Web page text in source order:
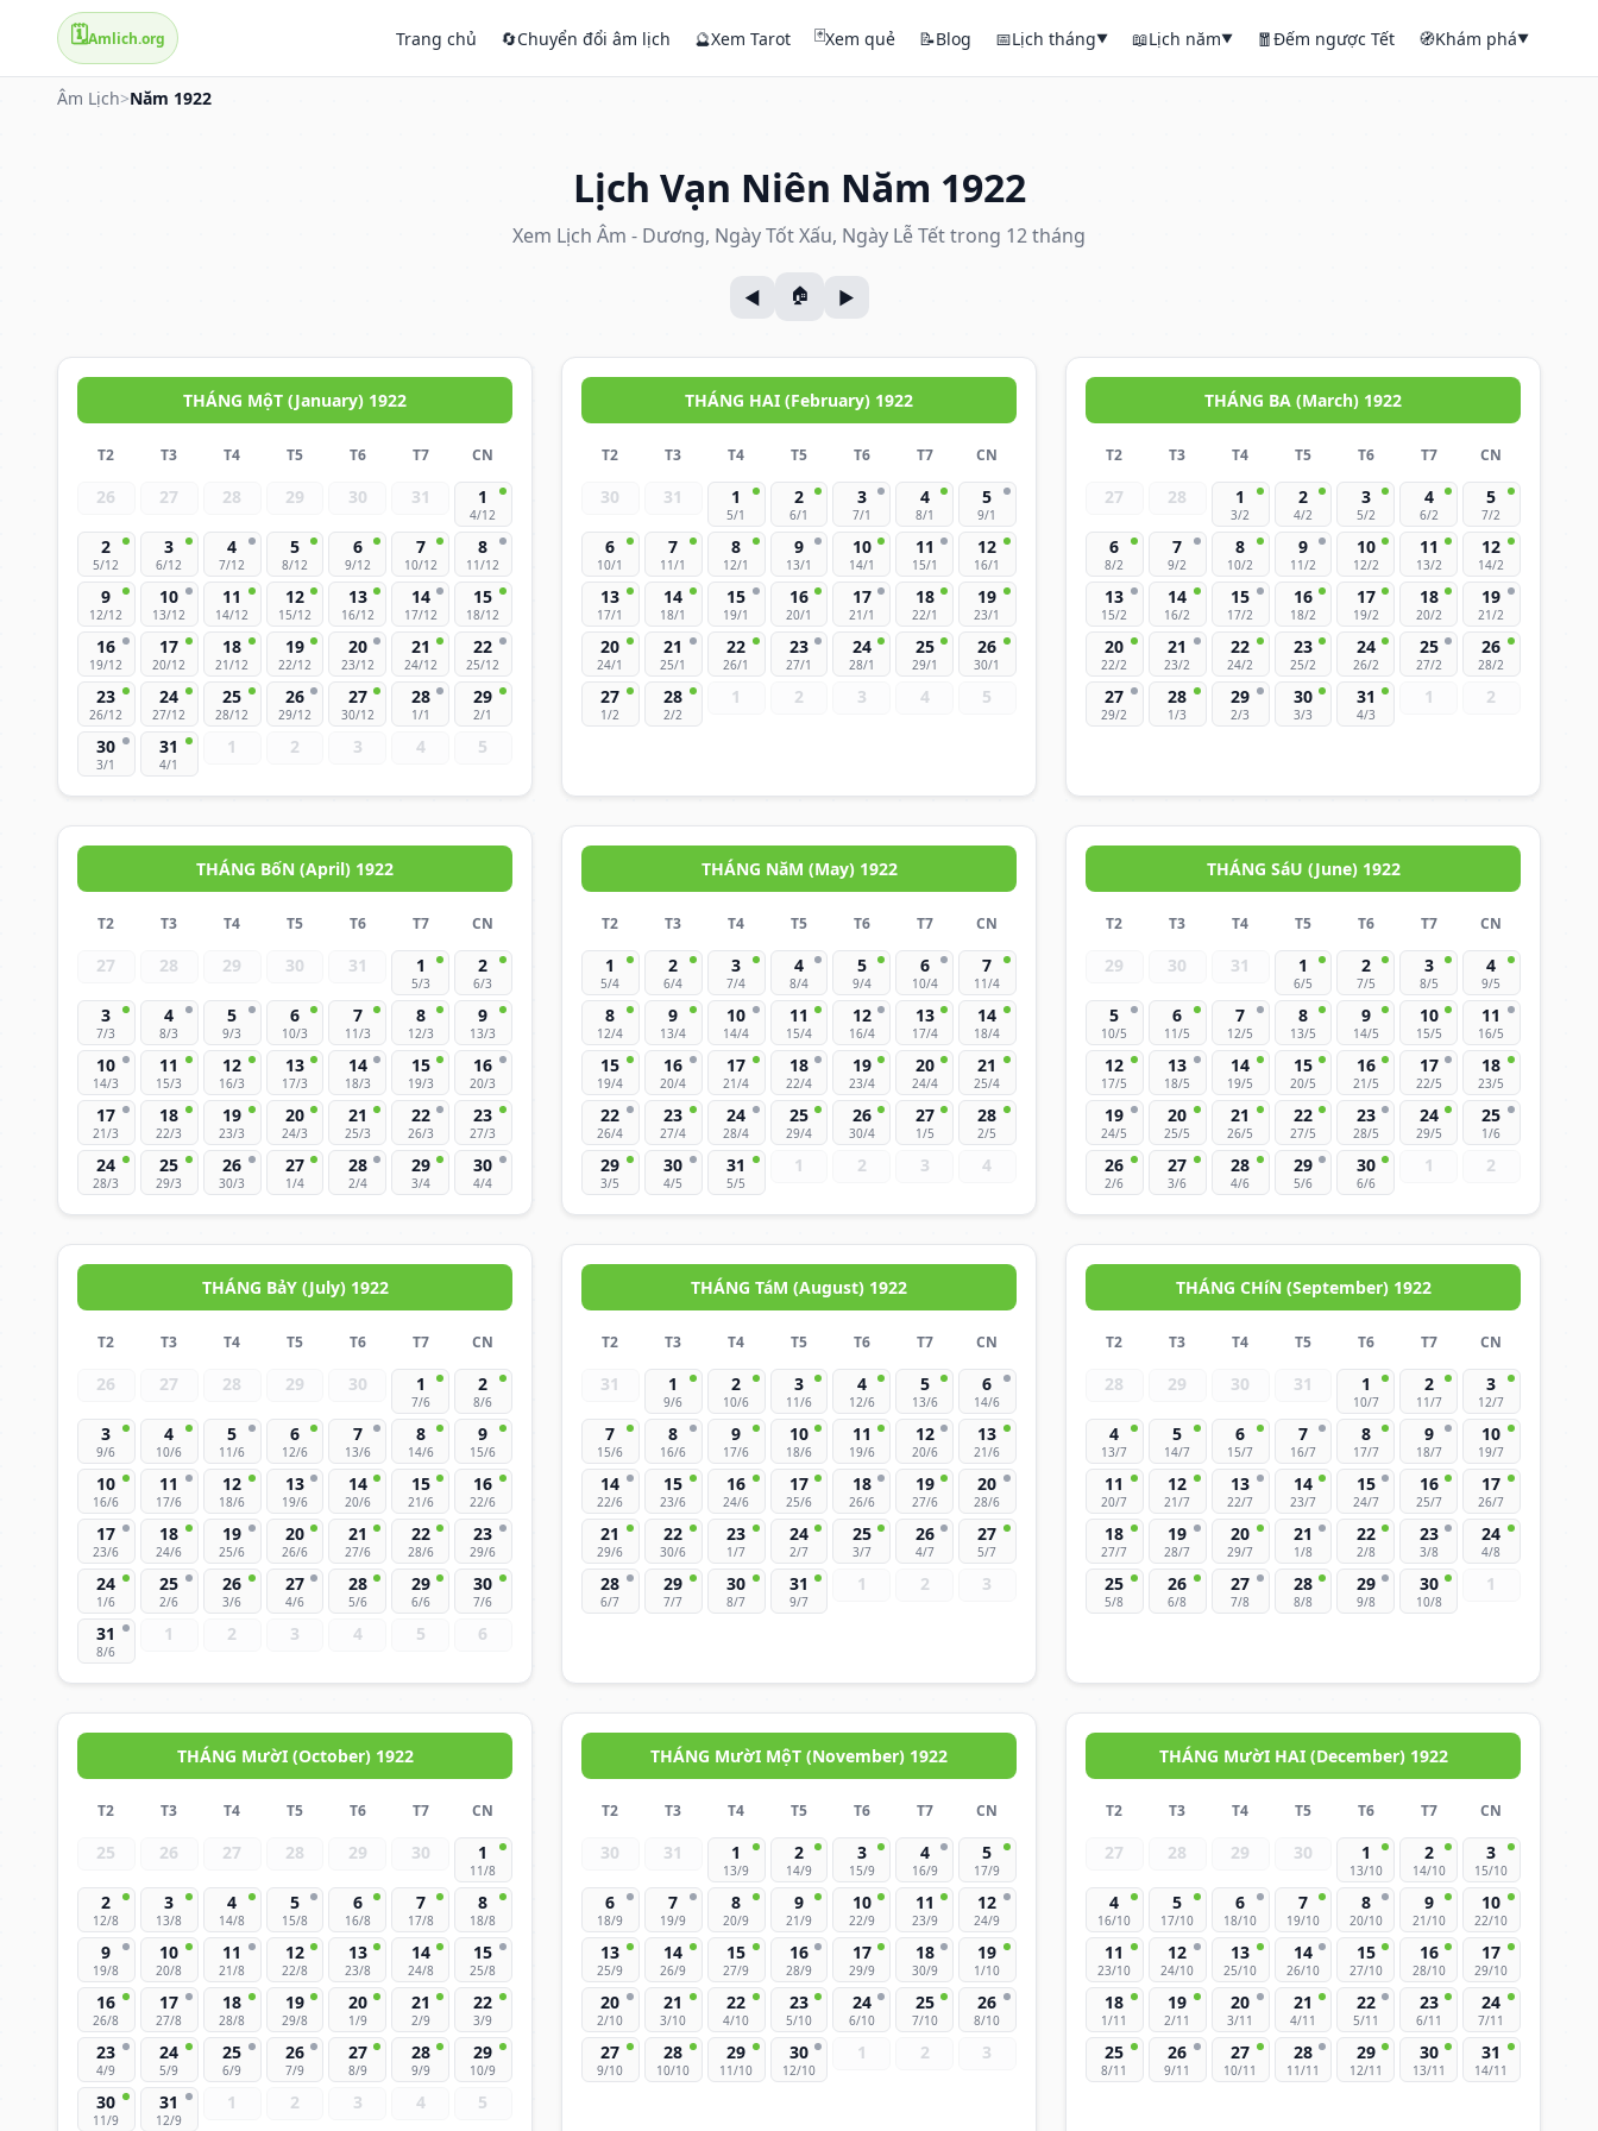
🗓️Amlich.org Trang chủ 🔄Chuyển đổi âm lịch 🔮Xem Tarot 🃏Xem quẻ 📝Blog 📅Lịch tháng▼ 📖Lịch năm▼ 🧧Đếm ngược Tết 🧭Khám phá▼
Âm Lịch>Năm 1922
Lịch Vạn Niên Năm 1922
Xem Lịch Âm - Dương, Ngày Tốt Xấu, Ngày Lễ Tết trong 12 tháng
THÁNG MộT (January) 1922
T2 T3 T4 T5 T6 T7 CN
26 27 28 29 30 31 1
4/12
2
5/12
3
6/12
4
7/12
5
8/12
6
9/12
7
10/12
8
11/12
9
12/12
10
13/12
11
14/12
12
15/12
13
16/12
14
17/12
15
18/12
16
19/12
17
20/12
18
21/12
19
22/12
20
23/12
21
24/12
22
25/12
23
26/12
24
27/12
25
28/12
26
29/12
27
30/12
28
1/1
29
2/1
30
3/1
31
4/1
1 2 3 4 5
THÁNG HAI (February) 1922
T2 T3 T4 T5 T6 T7 CN
30 31 1
5/1
2
6/1
3
7/1
4
8/1
5
9/1
6
10/1
7
11/1
8
12/1
9
13/1
10
14/1
11
15/1
12
16/1
13
17/1
14
18/1
15
19/1
16
20/1
17
21/1
18
22/1
19
23/1
20
24/1
21
25/1
22
26/1
23
27/1
24
28/1
25
29/1
26
30/1
27
1/2
28
2/2
1 2 3 4 5
THÁNG BA (March) 1922
T2 T3 T4 T5 T6 T7 CN
27 28 1
3/2
2
4/2
3
5/2
4
6/2
5
7/2
6
8/2
7
9/2
8
10/2
9
11/2
10
12/2
11
13/2
12
14/2
13
15/2
14
16/2
15
17/2
16
18/2
17
19/2
18
20/2
19
21/2
20
22/2
21
23/2
22
24/2
23
25/2
24
26/2
25
27/2
26
28/2
27
29/2
28
1/3
29
2/3
30
3/3
31
4/3
1 2
THÁNG BốN (April) 1922
T2 T3 T4 T5 T6 T7 CN
27 28 29 30 31 1
5/3
2
6/3
3
7/3
4
8/3
5
9/3
6
10/3
7
11/3
8
12/3
9
13/3
10
14/3
11
15/3
12
16/3
13
17/3
14
18/3
15
19/3
16
20/3
17
21/3
18
22/3
19
23/3
20
24/3
21
25/3
22
26/3
23
27/3
24
28/3
25
29/3
26
30/3
27
1/4
28
2/4
29
3/4
30
4/4
THÁNG NăM (May) 1922
T2 T3 T4 T5 T6 T7 CN
1
5/4
2
6/4
3
7/4
4
8/4
5
9/4
6
10/4
7
11/4
8
12/4
9
13/4
10
14/4
11
15/4
12
16/4
13
17/4
14
18/4
15
19/4
16
20/4
17
21/4
18
22/4
19
23/4
20
24/4
21
25/4
22
26/4
23
27/4
24
28/4
25
29/4
26
30/4
27
1/5
28
2/5
29
3/5
30
4/5
31
5/5
1 2 3 4
THÁNG SáU (June) 1922
T2 T3 T4 T5 T6 T7 CN
29 30 31 1
6/5
2
7/5
3
8/5
4
9/5
5
10/5
6
11/5
7
12/5
8
13/5
9
14/5
10
15/5
11
16/5
12
17/5
13
18/5
14
19/5
15
20/5
16
21/5
17
22/5
18
23/5
19
24/5
20
25/5
21
26/5
22
27/5
23
28/5
24
29/5
25
1/6
26
2/6
27
3/6
28
4/6
29
5/6
30
6/6
1 2
THÁNG BảY (July) 1922
T2 T3 T4 T5 T6 T7 CN
26 27 28 29 30 1
7/6
2
8/6
3
9/6
4
10/6
5
11/6
6
12/6
7
13/6
8
14/6
9
15/6
10
16/6
11
17/6
12
18/6
13
19/6
14
20/6
15
21/6
16
22/6
17
23/6
18
24/6
19
25/6
20
26/6
21
27/6
22
28/6
23
29/6
24
1/6
25
2/6
26
3/6
27
4/6
28
5/6
29
6/6
30
7/6
31
8/6
1 2 3 4 5 6
THÁNG TáM (August) 1922
T2 T3 T4 T5 T6 T7 CN
31 1
9/6
2
10/6
3
11/6
4
12/6
5
13/6
6
14/6
7
15/6
8
16/6
9
17/6
10
18/6
11
19/6
12
20/6
13
21/6
14
22/6
15
23/6
16
24/6
17
25/6
18
26/6
19
27/6
20
28/6
21
29/6
22
30/6
23
1/7
24
2/7
25
3/7
26
4/7
27
5/7
28
6/7
29
7/7
30
8/7
31
9/7
1 2 3
THÁNG CHíN (September) 1922
T2 T3 T4 T5 T6 T7 CN
28 29 30 31 1
10/7
2
11/7
3
12/7
4
13/7
5
14/7
6
15/7
7
16/7
8
17/7
9
18/7
10
19/7
11
20/7
12
21/7
13
22/7
14
23/7
15
24/7
16
25/7
17
26/7
18
27/7
19
28/7
20
29/7
21
1/8
22
2/8
23
3/8
24
4/8
25
5/8
26
6/8
27
7/8
28
8/8
29
9/8
30
10/8
1
THÁNG MườI (October) 1922
T2 T3 T4 T5 T6 T7 CN
25 26 27 28 29 30 1
11/8
2
12/8
3
13/8
4
14/8
5
15/8
6
16/8
7
17/8
8
18/8
9
19/8
10
20/8
11
21/8
12
22/8
13
23/8
14
24/8
15
25/8
16
26/8
17
27/8
18
28/8
19
29/8
20
1/9
21
2/9
22
3/9
23
4/9
24
5/9
25
6/9
26
7/9
27
8/9
28
9/9
29
10/9
30
11/9
31
12/9
1 2 3 4 5
THÁNG MườI MộT (November) 1922
T2 T3 T4 T5 T6 T7 CN
30 31 1
13/9
2
14/9
3
15/9
4
16/9
5
17/9
6
18/9
7
19/9
8
20/9
9
21/9
10
22/9
11
23/9
12
24/9
13
25/9
14
26/9
15
27/9
16
28/9
17
29/9
18
30/9
19
1/10
20
2/10
21
3/10
22
4/10
23
5/10
24
6/10
25
7/10
26
8/10
27
9/10
28
10/10
29
11/10
30
12/10
1 2 3
THÁNG MườI HAI (December) 1922
T2 T3 T4 T5 T6 T7 CN
27 28 29 30 1
13/10
2
14/10
3
15/10
4
16/10
5
17/10
6
18/10
7
19/10
8
20/10
9
21/10
10
22/10
11
23/10
12
24/10
13
25/10
14
26/10
15
27/10
16
28/10
17
29/10
18
1/11
19
2/11
20
3/11
21
4/11
22
5/11
23
6/11
24
7/11
25
8/11
26
9/11
27
10/11
28
11/11
29
12/11
30
13/11
31
14/11